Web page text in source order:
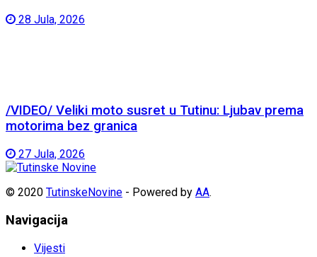
28 Jula, 2026
/VIDEO/ Veliki moto susret u Tutinu: Ljubav prema
motorima bez granica
27 Jula, 2026
© 2020 TutinskeNovine - Powered by AA.
Navigacija
Vijesti